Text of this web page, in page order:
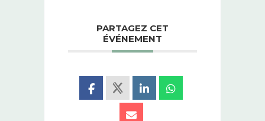
PARTAGEZ CET
ÉVÉNEMENT